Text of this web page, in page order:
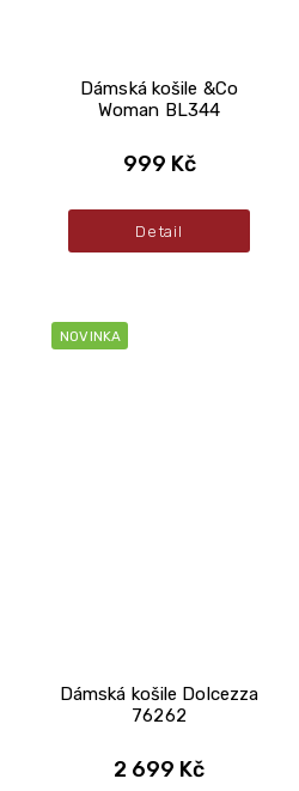
Dámská košile &Co
Woman BL344
999 Kč
Detail
NOVINKA
Dámská košile Dolcezza
76262
2 699 Kč